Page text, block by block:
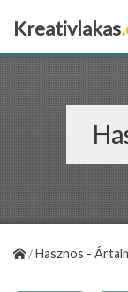
Kreativlakas
/Hasznos -